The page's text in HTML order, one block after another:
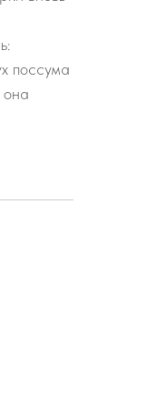
поссума
она